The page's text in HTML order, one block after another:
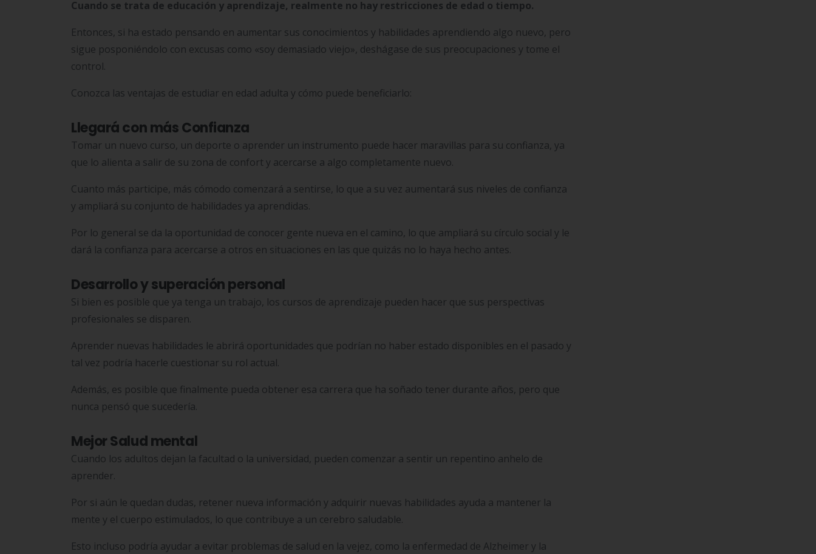
Cuando se trata de educación y aprendizaje, realmente no hay restricciones de edad o tiempo.
Entonces, si ha estado pensando en aumentar sus conocimientos y habilidades aprendiendo algo nuevo, pero
sigue posponiéndolo con excusas como «soy demasiado viejo», deshágase de sus preocupaciones y tome el
control.
Conozca las ventajas de estudiar en edad adulta y cómo puede beneficiarlo:
Llegará con más Confianza
Tomar un nuevo curso, un deporte o aprender un instrumento puede hacer maravillas para su confianza, ya
que lo alienta a salir de su zona de confort y acercarse a algo completamente nuevo.
Cuanto más participe, más cómodo comenzará a sentirse, lo que a su vez aumentará sus niveles de confianza
y ampliará su conjunto de habilidades ya aprendidas.
Por lo general se da la oportunidad de conocer gente nueva en el camino, lo que ampliará su círculo social y le
dará la confianza para acercarse a otros en situaciones en las que quizás no lo haya hecho antes.
Desarrollo y superación personal
Si bien es posible que ya tenga un trabajo, los cursos de aprendizaje pueden hacer que sus perspectivas
profesionales se disparen.
Aprender nuevas habilidades le abrirá oportunidades que podrían no haber estado disponibles en el pasado y
tal vez podría hacerle cuestionar su rol actual.
Además, es posible que finalmente pueda obtener esa carrera que ha soñado tener durante años, pero que
nunca pensó que sucedería.
Mejor Salud mental
Cuando los adultos dejan la facultad o la universidad, pueden comenzar a sentir un repentino anhelo de
aprender.
Por si aún le quedan dudas, retener nueva información y adquirir nuevas habilidades ayuda a mantener la
mente y el cuerpo estimulados, lo que contribuye a un cerebro saludable.
Esto incluso podría ayudar a evitar problemas de salud en la vejez, como la enfermedad de Alzheimer y la